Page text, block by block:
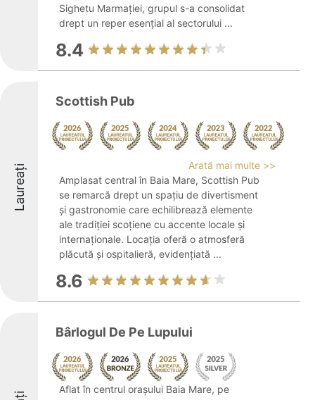
Sighetu Marmației, grupul s-a consolidat
drept un reper esențial al sectorului ...
8.4
Laureați
Scottish Pub
Arată mai multe >>
Amplasat central în Baia Mare, Scottish Pub
se remarcă drept un spațiu de divertisment
și gastronomie care echilibrează elemente
ale tradiției scoțiene cu accente locale și
internaționale. Locația oferă o atmosferă
plăcută și ospitalieră, evidențiată ...
8.6
Bârlogul De Pe Lupului
Aflat în centrul orașului Baia Mare, pe